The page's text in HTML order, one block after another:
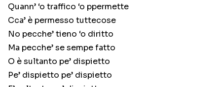
Quann’ ‘o traffico ‘o ppermette
Cca’ è permesso tuttecose
No pecche’ tieno ‘o diritto
Ma pecche’ se sempe fatto
O è sultanto pe’ dispietto
Pe’ dispietto pe’ dispietto